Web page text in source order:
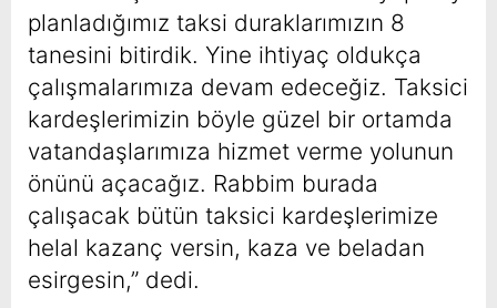
planladığımız taksi duraklarımızın 8
tanesini bitirdik. Yine ihtiyaç oldukça
çalışmalarımıza devam edeceğiz. Taksici
kardeşlerimizin böyle güzel bir ortamda
vatandaşlarımıza hizmet verme yolunun
önünü açacağız. Rabbim burada
çalışacak bütün taksici kardeşlerimize
helal kazanç versin, kaza ve beladan
esirgesin,” dedi.